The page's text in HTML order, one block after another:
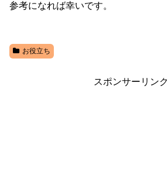
参考になれば幸いです。
お役立ち
スポンサーリンク